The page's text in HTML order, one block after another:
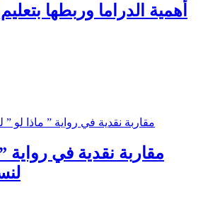
أهمية الدراما وربطها
مقاربة نقدية في رواية